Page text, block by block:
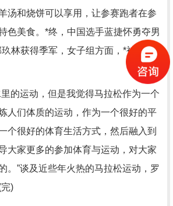
汤和烧饼可以享用，让参赛跑者在参
色美食。*终，中国选手蓝捷怀勇夺男
林获得季军，女子组方面，*被石砚
运动，但是我觉得马拉松作为一个
人们体质的运动，作为一个很好的平
个很好的体育生活方式，然后融入到
大家更多的参加体育与运动，对大家
。”谈及近些年火热的马拉松运动，罗
)